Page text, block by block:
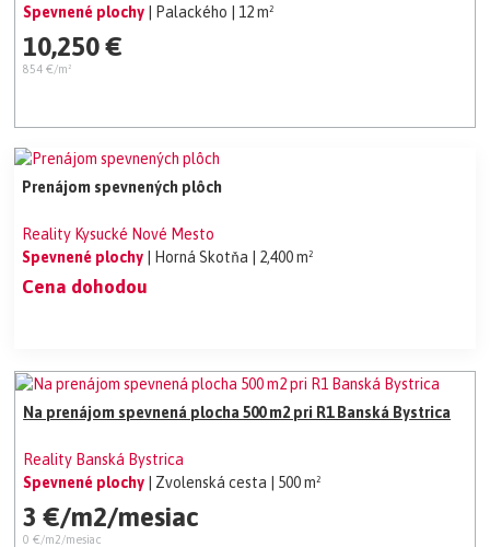
Spevnené plochy
| Palackého | 12 m²
10,250 €
854 €/m²
Prenájom spevnených plôch
Reality Kysucké Nové Mesto
Spevnené plochy
| Horná Skotňa | 2,400 m²
Cena dohodou
Na prenájom spevnená plocha 500 m2 pri R1 Banská Bystrica
Reality Banská Bystrica
Spevnené plochy | Zvolenská cesta | 500 m²
3 €/m2/mesiac
0 €/m2/mesiac